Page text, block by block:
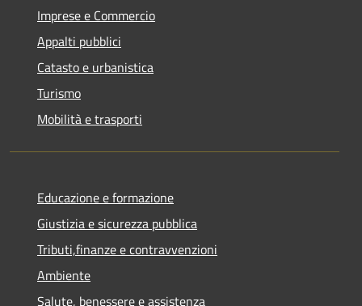
Imprese e Commercio
Appalti pubblici
Catasto e urbanistica
Turismo
Mobilità e trasporti
Educazione e formazione
Giustizia e sicurezza pubblica
Tributi,finanze e contravvenzioni
Ambiente
Salute, benessere e assistenza